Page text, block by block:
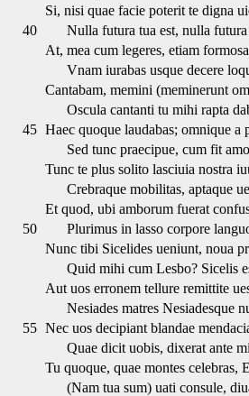
Si, nisi quae facie poterit te digna
40
Nulla futura tua est, nulla futura
At, mea cum legeres, etiam
Vnam iurabas usque decere
Cantabam, memini (meminerunt
Oscula cantanti tu mihi rapta
45 Haec quoque laudabas; omnique a
Sed tunc praecipue, cum fit
Tunc te plus solito lasciuia nostra
Crebraque mobilitas, aptaque
Et quod, ubi amborum fuerat
50
Plurimus in lasso corpore
Nunc tibi Sicelides ueniunt, noua
Quid mihi cum Lesbo? Sicelis
Aut uos erronem tellure remittite
Nesiades matres Nesiadesque
55 Nec uos decipiant blandae
Quae dicit uobis, dixerat ante
Tu quoque, quae montes celebras,
(Nam tua sum) uati consule,